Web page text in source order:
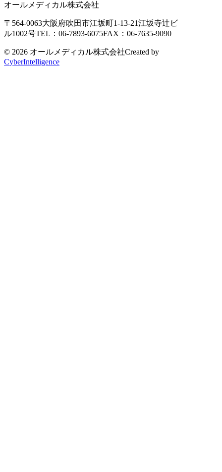
オールメディカル株式会社
〒564-0063大阪府吹田市江坂町1-13-21江坂寺辻ビ
ル1002号TEL：06-7893-6075FAX：06-7635-9090
© 2026 オールメディカル株式会社Created by
CyberIntelligence